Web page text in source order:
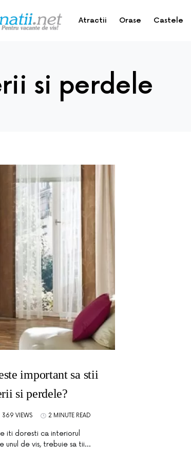
Atractii Orase Castele
si perdele
important sa stii
si perdele?
369 VIEWS 2 MINUTE READ
iti doresti ca interiorul
unul de vis, trebuie sa tii…